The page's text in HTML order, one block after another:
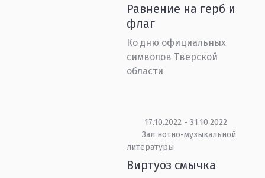
Равнение на герб и
флаг
Ко дню официальных
символов Тверской
области
17.10.2022 - 31.10.2022
Зал нотно-музыкальной
литературы
Виртуоз смычка